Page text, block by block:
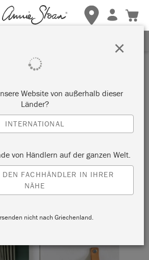
Geschäftsbedingungen.
Website von außerhalb dieser
Länder?
INTERNATIONAL
von Händlern auf der ganzen Welt.
FACHHÄNDLER IN IHRER
NÄHE
nicht nach Griechenland.
×